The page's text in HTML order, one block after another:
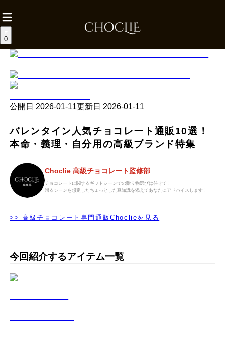
0
公開日 2026-01-11更新日 2026-01-11
バレンタイン人気チョコレート通販10選！
本命・義理・自分用の高級ブランド特集
Choclie 高級チョコレート監修部
チョコレートに関するギフトシーンでの贈り物選びは任せて！
贈るシーンを想定したちょっとした豆知識を添えてあなたにアドバイスします！
>> 高級チョコレート専門通販Choclieを見る
今回紹介するアイテム一覧